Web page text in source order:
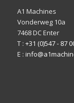
A1 Machines
Vonderweg 10a
7468 DC Enter
T : +31 (0)547 - 87
E :